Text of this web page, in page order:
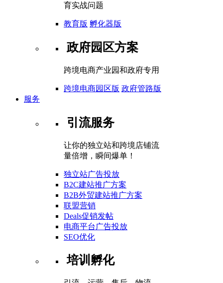
育实战问题
教育版 孵化器版
政府园区方案
跨境电商产业园和政府专用
跨境电商园区版 政府管路版
服务
引流服务
让你的独立站和跨境店铺流
量倍增，瞬间爆单！
独立站广告投放
B2C建站推广方案
B2B外贸建站推广方案
联盟营销
Deals促销发帖
电商平台广告投放
SEO优化
培训孵化